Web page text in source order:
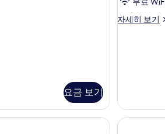
요금 보기
자세히 보기
Mountain